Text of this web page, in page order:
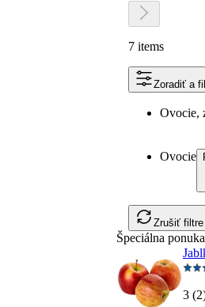
7 items
Zoradiť a
Ovocie,
Ovocie
Zrušiť filtre
Špeciálna ponuka
3